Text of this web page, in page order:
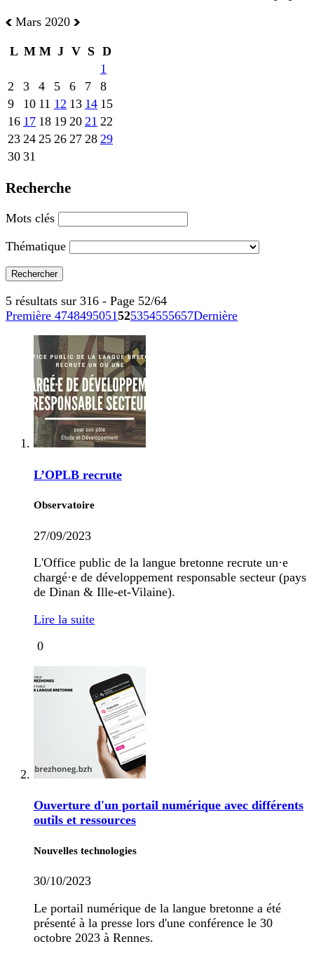
Mars 2020
L M M J V S D
1
2
3 4 5 6 7
8
9
10 11 12 13 14 15
16 17 18 19 20 21 22
23 24 25 26 27 28 29
30 31
Recherche
Mots clés
Thématique
5 résultats sur 316 - Page 52/64
Première 4748495051525354555657Dernière
L’OPLB recrute
Observatoire
27/09/2023
L'Office public de la langue bretonne recrute un·e
chargé·e de développement responsable secteur (pays
de Dinan & Ille-et-Vilaine).
Lire la suite
0
Ouverture d'un portail numérique avec différents
outils et ressources
Nouvelles technologies
30/10/2023
Le portail numérique de la langue bretonne a été
présenté à la presse lors d'une conférence le 30
octobre 2023 à Rennes.